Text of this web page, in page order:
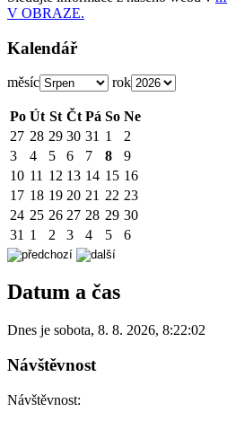
V OBRAZE.
Kalendář
měsíc rok
Po Út St Čt Pá So Ne
27 28 29 30 31 1
2
3
4 5 6 7 8
9
10 11 12 13 14 15 16
17 18 19 20 21 22 23
24 25 26 27 28 29 30
31 1 2 3 4 5 6
Datum a čas
Dnes je sobota, 8. 8. 2026, 8:22:02
Návštěvnost
Návštěvnost: